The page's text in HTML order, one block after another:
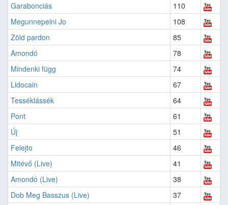
Garabonciás
110
Megunnepelni Jo
108
Zöld pardon
85
Amondó
78
Mindenki függ
74
Lidocain
67
Tesséklássék
64
Pont
61
Új
51
Felejto
46
Mitévő (Live)
41
Amondó (Live)
38
Dob Meg Basszus (Live)
37